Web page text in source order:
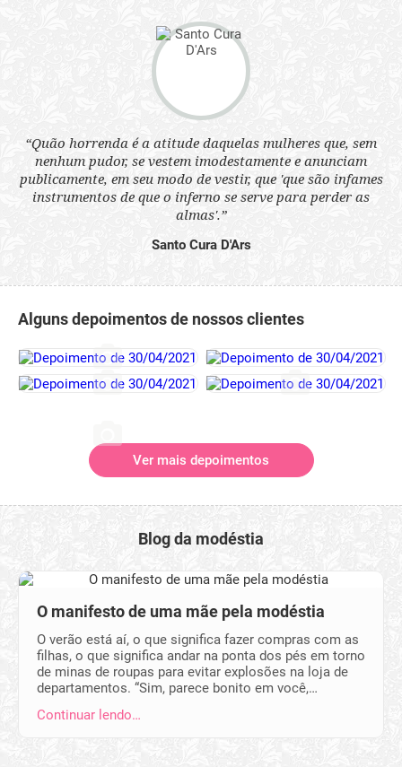
“Quão horrenda é a atitude daquelas mulheres que, sem
nenhum pudor, se vestem imodestamente e anunciam
publicamente, em seu modo de vestir, que 'que são infames
instrumentos de que o inferno se serve para perder as
almas'.”
Santo Cura D'Ars
Alguns depoimentos de nossos clientes
Ver mais depoimentos
Blog da modéstia
O manifesto de uma mãe pela modéstia
O verão está aí, o que significa fazer compras com as
filhas, o que significa andar na ponta dos pés em torno
de minas de roupas para evitar explosões na loja de
departamentos. “Sim, parece bonito em você,…
Continuar lendo…